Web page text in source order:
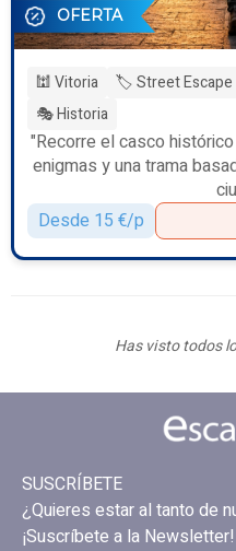
OFERTA
🕍 Vitoria 🏷️ Street Escape
🎭 Historia
"Recorre el casco
enigmas y una trama
Desde 15 €/p
Has visto todos
SUSCRÍBETE
¿Quieres estar al tanto de
¡Suscríbete a la Newsletter!